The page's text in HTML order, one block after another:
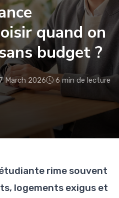
quand on
budget ?
March 2026 6 min de lecture
rime souvent
logements exigus et